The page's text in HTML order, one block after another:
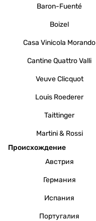
Baron-Fuenté
Boizel
Casa Vinicola Morando
Cantine Quattro Valli
Veuve Clicquot
Louis Roederer
Taittinger
Martini & Rossi
Происхождение
Австрия
Германия
Испания
Португалия